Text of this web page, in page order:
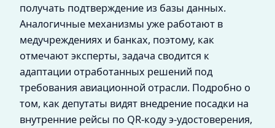
получать подтверждение из базы данных.
Аналогичные механизмы уже работают в
медучреждениях и банках, поэтому, как
отмечают эксперты, задача сводится к
адаптации отработанных решений под
требования авиационной отрасли. Подробно о
том, как депутаты видят внедрение посадки на
внутренние рейсы по QR-коду э-удостоверения,